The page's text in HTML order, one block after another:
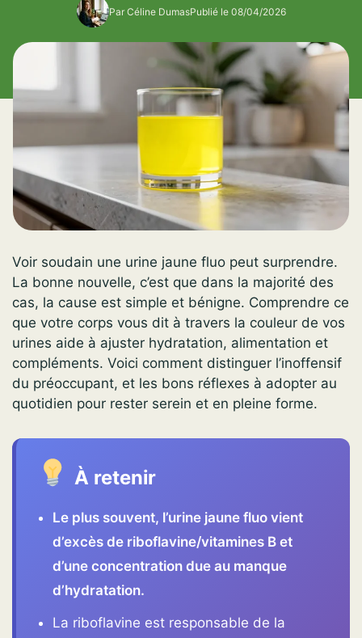
Par Céline DumasPublié le 08/04/2026
Voir soudain une urine jaune fluo peut surprendre.
La bonne nouvelle, c’est que dans la majorité des
cas, la cause est simple et bénigne. Comprendre ce
que votre corps vous dit à travers la couleur de vos
urines aide à ajuster hydratation, alimentation et
compléments. Voici comment distinguer l’inoffensif
du préoccupant, et les bons réflexes à adopter au
quotidien pour rester serein et en pleine forme.
À retenir
Le plus souvent, l’urine jaune fluo vient
d’excès de riboflavine/vitamines B et
d’une concentration due au manque
d’hydratation.
La riboflavine est responsable de la